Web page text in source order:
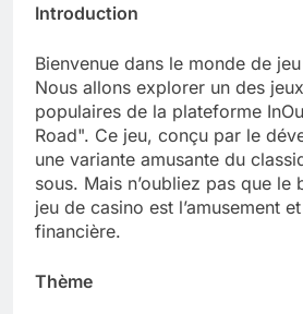
Introduction
Bienvenue dans le monde de
Nous allons explorer un des
populaires de la plateforme
Road". Ce jeu, conçu par le
une variante amusante du
sous. Mais n’oubliez pas que le
jeu de casino est l’amusement
financière.
Thème